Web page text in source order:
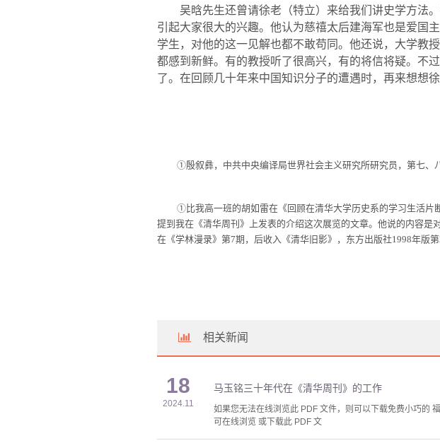
吴晗先生还曾请徐老（特立）来给我们讲史学方法
引起大家很大的兴趣。他认为慈禧太后建海军也是爱国
学生，对他的这一见解也都不敢苟同。他还说，大学教
都感到新鲜。有的教授听了很高兴，有的将信将疑。不
了。在回顾几十年来中国知识分子的遭遇时，再来想想
①殷叙彝，中共中央编译局世界社会主义研究所研究员，第七、
①比我高一班的胡如雷在《回顾在清华大学历史系的学习生活片
提到我在《清华周刊》上发表的介绍这次展览的文章。他说的内容
在《学林漫录》第7期，后收入《清华旧影》，东方出版社1998年版第
相关新闻
18
2024.11
马玉铭三十年代在《清华周刊》的工作
如果您无法在线浏览此 PDF 文件，则可以下载免费小巧的
可在线浏览 或下载此 PDF 文